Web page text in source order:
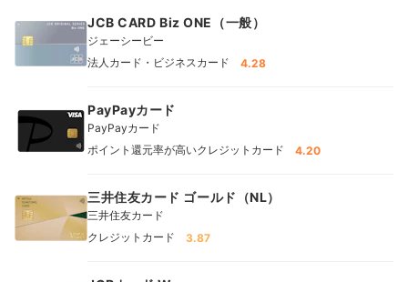
JCB CARD Biz ONE（一般）
ジェーシービー
法人カード・ビジネスカード
4.28
PayPayカード
PayPayカード
ポイント還元率が高いクレジットカード
4.20
三井住友カード ゴールド（NL）
三井住友カード
クレジットカード
3.87